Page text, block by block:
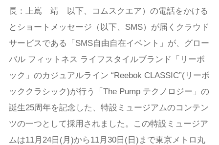
長：上嶌 靖 以下、コムスクエア）の電話をかける
とショートメッセージ（以下、SMS）が届くクラウド
サービスである「SMS自由自在イベント」が、グロー
バル フィットネス ライフスタイルブランド「リーボ
ック」のカジュアルライン “Reebok CLASSIC”(リーボ
ッククラシック)が行う「The Pump テクノロジー」の
誕生25周年を記念した、特設ミュージアムのコンテン
ツの一つとして採用されました。この特設ミュージア
ムは11月24日(月)から11月30日(日)まで東京メトロ丸